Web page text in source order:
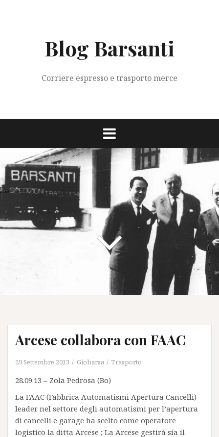
Blog Barsanti
Corriere espresso e trasporto merce
Arcese collabora con FAAC
29 Settembre 2013 Giobarsa Trasporto
28.09.13 – Zola Pedrosa (Bo)
La FAAC (Fabbrica Automatismi Apertura Cancelli)
leader nel settore degli automatismi per l’apertura
di cancelli e garage ha scelto come operatore
logistico la ditta Arcese ; La Arcese gestirà sia il